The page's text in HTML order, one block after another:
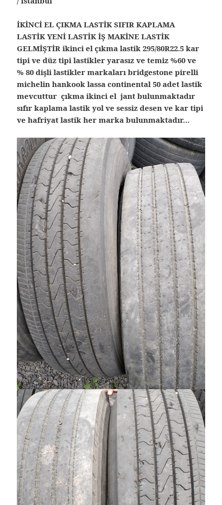
İKİNCİ EL ÇIKMA LASTİK SIFIR KAPLAMA
LASTİK YENİ LASTİK İŞ MAKİNE LASTİK
GELMİŞTİR ikinci el çıkma lastik 295/80R22.5 kar
tipi ve düz tipi lastikler yarasız ve temiz %60 ve
% 80 dişli lastikler markaları bridgestone pirelli
michelin hankook lassa continental 50 adet lastik
mevcuttur çıkma ikinci el jant bulunmaktadır
sıfır kaplama lastik yol ve sessiz desen ve kar tipi
ve hafriyat lastik her marka bulunmaktadır…